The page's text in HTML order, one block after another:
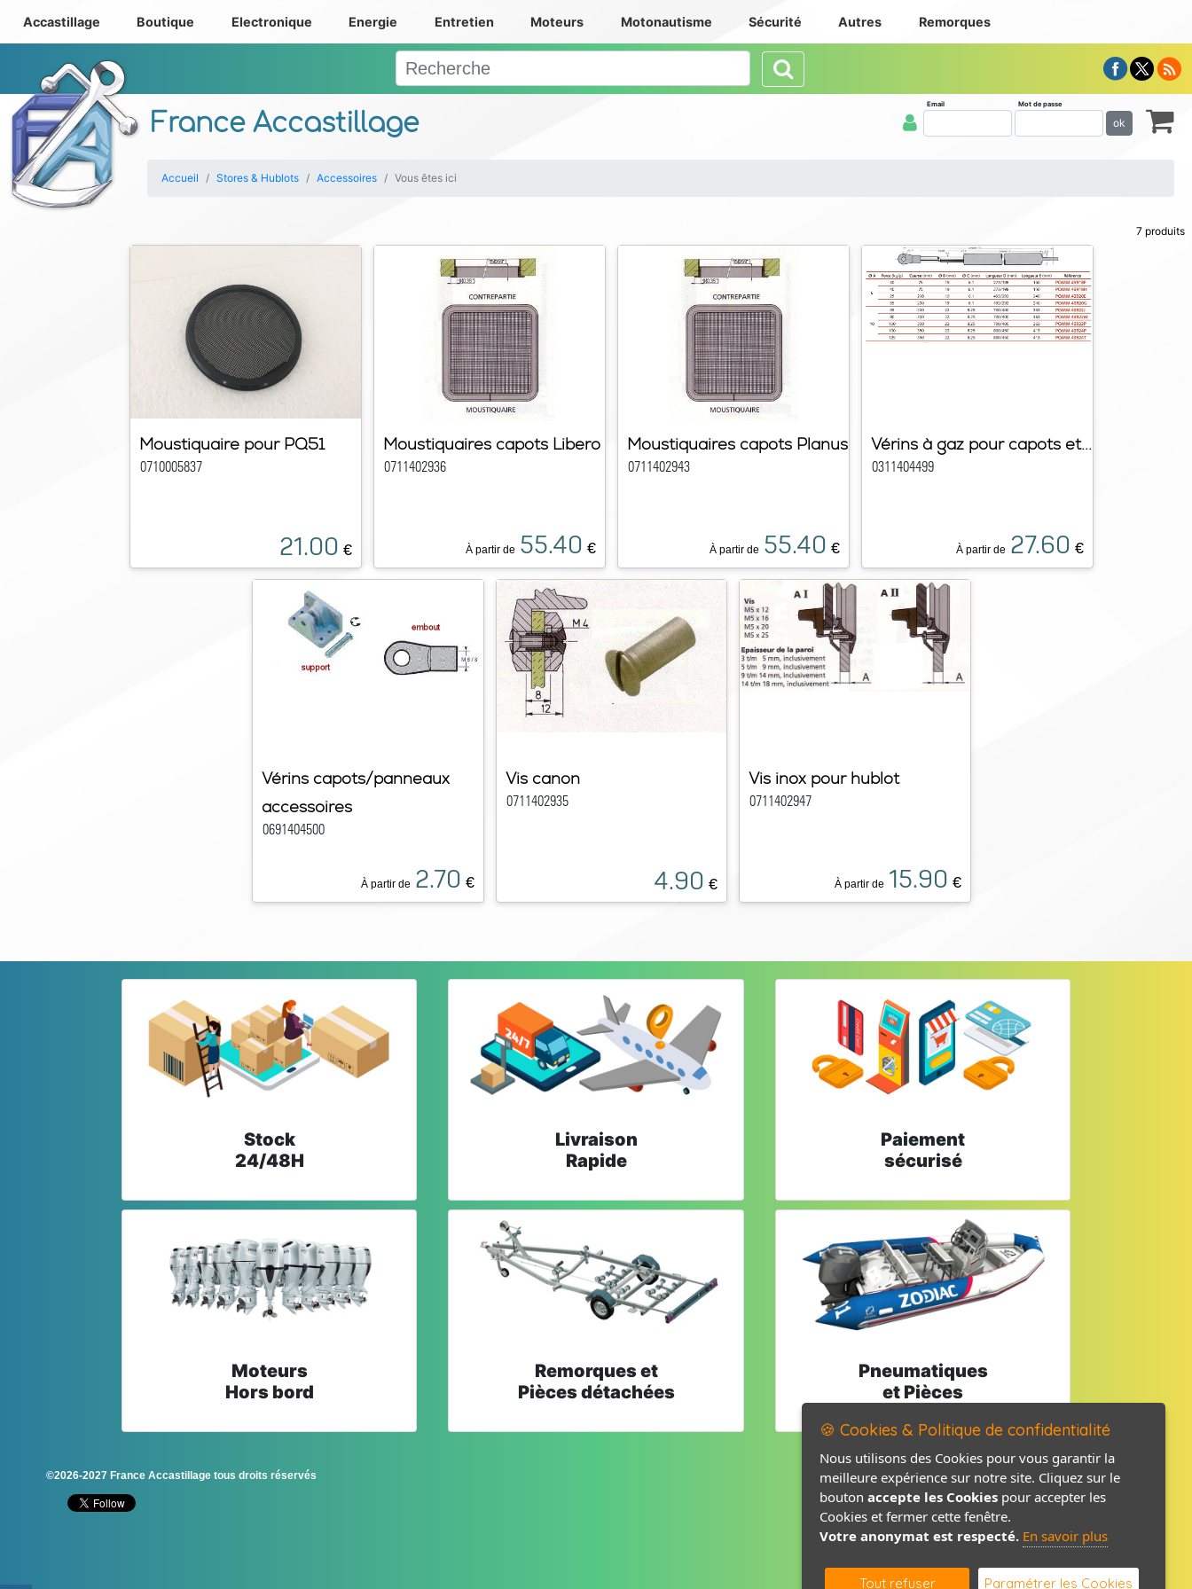
France Accastillage
Accastillage Boutique Electronique Energie Entretien Moteurs Motonautisme Sécurité Autres Remorques
Email Mot de passe
ok
Accueil Stores & Hublots Accessoires Vous êtes ici
7 produits
Moustiquaire pour PQ51
0710005837
21.00 €
Moustiquaires capots Libero
0711402936
À partir de 55.40 €
Moustiquaires capots Planus
0711402943
À partir de 55.40 €
Vérins à gaz pour capots et...
0311404499
À partir de 27.60 €
Vérins capots/panneaux
accessoires
0691404500
À partir de 2.70 €
Vis canon
0711402935
4.90 €
Vis inox pour hublot
0711402947
À partir de 15.90 €
Stock
24/48H
Livraison
Rapide
Paiement
sécurisé
Moteurs
Hors bord
Remorques et
Pièces détachées
Pneumatiques
et Pièces
©2026-2027 France Accastillage tous droits réservés Mentions légales
Politique de confidentialité
Contact / Plan
🍪 Cookies & Politique de confidentialité
Nous utilisons des Cookies pour vous garantir la
meilleure expérience sur notre site. Cliquez sur le
bouton accepte les Cookies pour accepter les
Cookies et fermer cette fenêtre.
Votre anonymat est respecté. En savoir plus
Tout refuser Paramétrer les Cookies